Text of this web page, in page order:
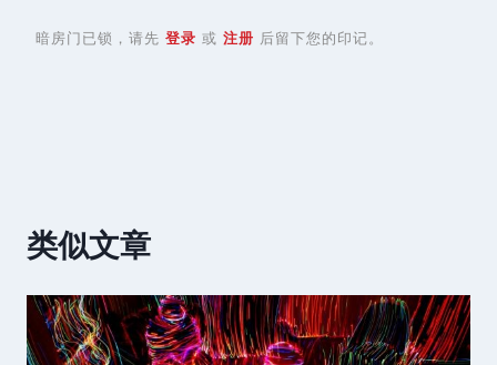
暗房门已锁，请先 登录 或 注册 后留下您的印记。
类似文章